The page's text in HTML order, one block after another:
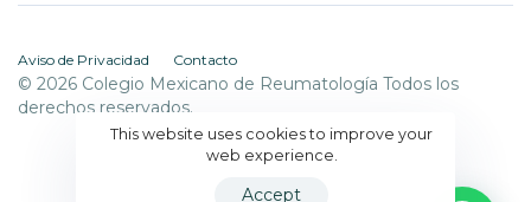
Aviso de Privacidad Contacto
© 2026 Colegio Mexicano de Reumatología Todos los
derechos reservados.
This website uses cookies to improve your
web experience.
Accept